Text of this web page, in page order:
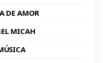
DE AMOR
MICAH